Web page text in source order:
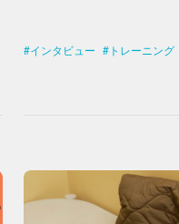
インタビュー トレーニング